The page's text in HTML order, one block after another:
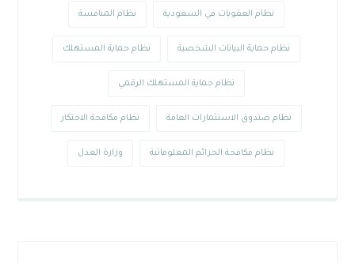
نظام العقوبات في السعودية نظام المنافسة
نظام حماية البيانات الشخصية نظام حماية المستهلك
نظام حماية المستهلك الرقمي
نظام صندوق الاستثمارات العامة نظام مكافحة الاحتكار
نظام مكافحة الجرائم المعلوماتية وزارة العدل